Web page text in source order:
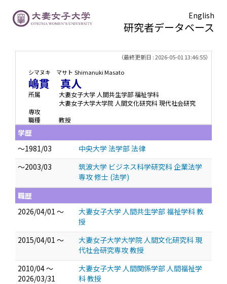
English
研究者データベース
（最終更新日 : 2026-05-01 13:46:55）
シマヌキ マサト Shimanuki Masato
嶋貫 真人
所属
大妻女子大学 人間共生学部 福祉学科
大妻女子大学大学院 人間文化研究科 現代社会研究
専攻
職種
教授
学歴
～1981/03
中央大学 法学部 法律
～2003/03
筑波大学 ビジネス科学研究科 企業法学
専攻 修士 (法学)
職歴
2026/04/01 ～
大妻女子大学 人間共生学部 福祉学科 教
授
2015/04/01 ～
大妻女子大学大学院 人間文化研究科 現
代社会研究専攻 教授
2010/04 ～
2026/03/31
大妻女子大学 人間関係学部 人間福祉学
科 教授